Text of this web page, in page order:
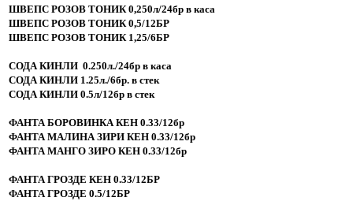
КОНТАКТИ
ШВЕПС РОЗОВ ТОНИК 0,250л/24бр в каса
ШВЕПС РОЗОВ ТОНИК 0,5/12БР
ШВЕПС РОЗОВ ТОНИК 1,25/6БР
СОДА КИНЛИ 0.250л./24бр в каса
СОДА КИНЛИ 1.25л./6бр. в стек
СОДА КИНЛИ 0.5л/12бр в стек
ФАНТА БОРОВИНКА КЕН 0.33/12бр
ФАНТА МАЛИНА ЗИРИ КЕН 0.33/12бр
ФАНТА МАНГО ЗИРО КЕН 0.33/12бр
ФАНТА ГРОЗДЕ КЕН 0.33/12БР
ФАНТА ГРОЗДЕ 0.5/12БР